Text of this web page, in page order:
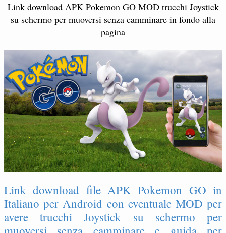
Link download APK Pokemon GO MOD trucchi Joystick
su schermo per muoversi senza camminare in fondo alla
pagina
Link download file APK Pokemon GO in
Italiano per Android con eventuale MOD per
avere trucchi Joystick su schermo per